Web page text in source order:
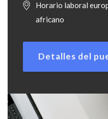
Horario laboral
africano
Detalles del